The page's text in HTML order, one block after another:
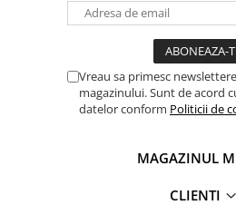
Drumetii / Camping
Panouri portabile
Racire/Incalzire
Vreau sa primesc
magazinului. Sunt de acord
datelor conform Politicii de
MAGAZINUL
CLIENTI